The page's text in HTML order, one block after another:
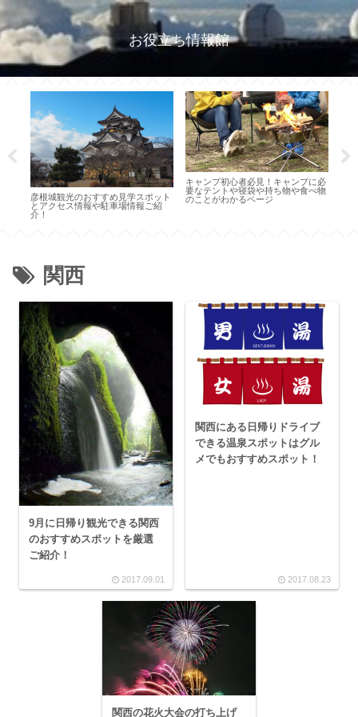
お役立ち情報館
彦根城観光のおすすめ見学スポット
とアクセス情報や駐車場情報ご紹
介！
キャンプ初心者必見！キャンプに必
要なテントや寝袋や持ち物や食べ物
のことがわかるページ
関西
9月に日帰り観光できる関西
のおすすめスポットを厳選
ご紹介！
2017.09.01
関西にある日帰りドライブ
できる温泉スポットはグル
メでもおすすめスポット！
2017.08.23
関西の花火大会の打ち上げ